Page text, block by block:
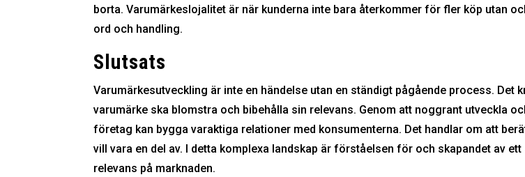
borta. Varumärkeslojalitet är när kunderna inte bara återkommer för fler köp utan
ord och handling.
Slutsats
Varumärkesutveckling är inte en händelse utan en ständigt pågående process.
varumärke ska blomstra och bibehålla sin relevans. Genom att noggrant utveckla
företag kan bygga varaktiga relationer med konsumenterna. Det handlar om att
vill vara en del av. I detta komplexa landskap är förståelsen för och skapandet av
relevans på marknaden.